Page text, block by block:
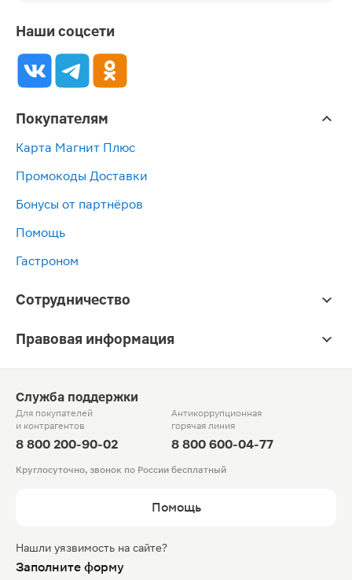
Наши соцсети
Покупателям
Карта Магнит Плюс
Промокоды Доставки
Бонусы от партнёров
Помощь
Гастроном
Сотрудничество
Правовая информация
Служба поддержки
Для покупателей
и контрагентов
8 800 200-90-02
Антикоррупционная
горячая линия
8 800 600-04-77
Круглосуточно, звонок по России бесплатный
Помощь
Нашли уязвимость на сайте?
Заполните форму